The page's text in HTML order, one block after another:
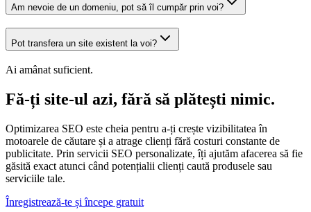
Am nevoie de un domeniu, pot să îl cumpăr prin voi?
Pot transfera un site existent la voi?
Ai amânat suficient.
Fă-ți site-ul azi, fără să plătești nimic.
Optimizarea SEO este cheia pentru a-ți crește vizibilitatea în
motoarele de căutare și a atrage clienți fără costuri constante de
publicitate. Prin servicii SEO personalizate, îți ajutăm afacerea să fie
găsită exact atunci când potențialii clienți caută produsele sau
serviciile tale.
Înregistrează-te și începe gratuit